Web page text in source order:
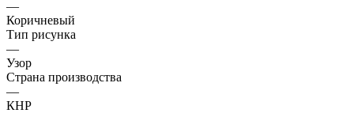
—
Коричневый
Тип рисунка
—
Узор
Страна производства
—
КНР